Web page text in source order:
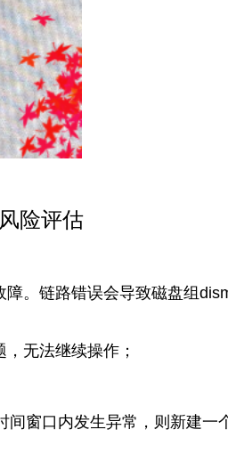
险评估
。链路错误会导致磁盘组
无法继续操作；
窗口内发生异常，则新建